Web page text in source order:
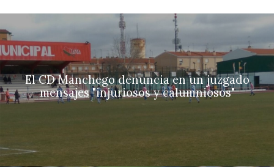
El CD Manchego denuncia en un juzgado
mensajes "injuriosos y calumniosos"